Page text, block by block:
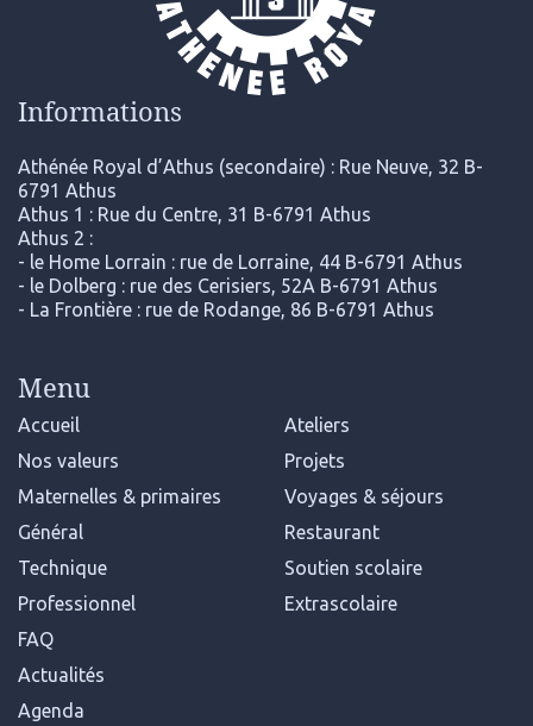
Informations
Athénée Royal d’Athus (secondaire) : Rue Neuve, 32 B-
6791 Athus
Athus 1 : Rue du Centre, 31 B-6791 Athus
Athus 2 :
- le Home Lorrain : rue de Lorraine, 44 B-6791 Athus
- le Dolberg : rue des Cerisiers, 52A B-6791 Athus
- La Frontière : rue de Rodange, 86 B-6791 Athus
Menu
Accueil
Nos valeurs
Maternelles & primaires
Général
Technique
Professionnel
FAQ
Actualités
Agenda
Ateliers
Projets
Voyages & séjours
Restaurant
Soutien scolaire
Extrascolaire